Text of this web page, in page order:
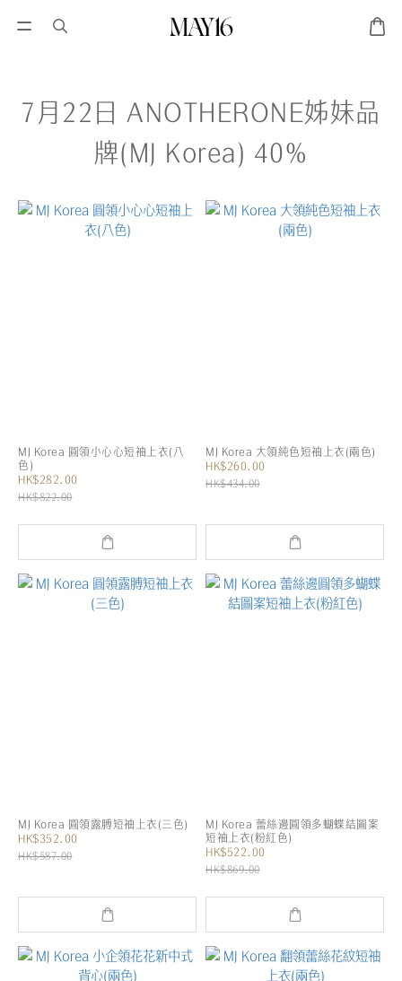
7月22日 ANOTHERONE姊妹品
牌(MJ Korea) 40%
MJ Korea 圓領小心心短袖上衣(八
色)
HK$282.00
HK$822.00
MJ Korea 大領純色短袖上衣(兩色)
HK$260.00
HK$434.00
MJ Korea 圓領露膊短袖上衣(三色)
HK$352.00
HK$587.00
MJ Korea 蕾絲邊圓領多蝴蝶結圖案
短袖上衣(粉紅色)
HK$522.00
HK$869.00